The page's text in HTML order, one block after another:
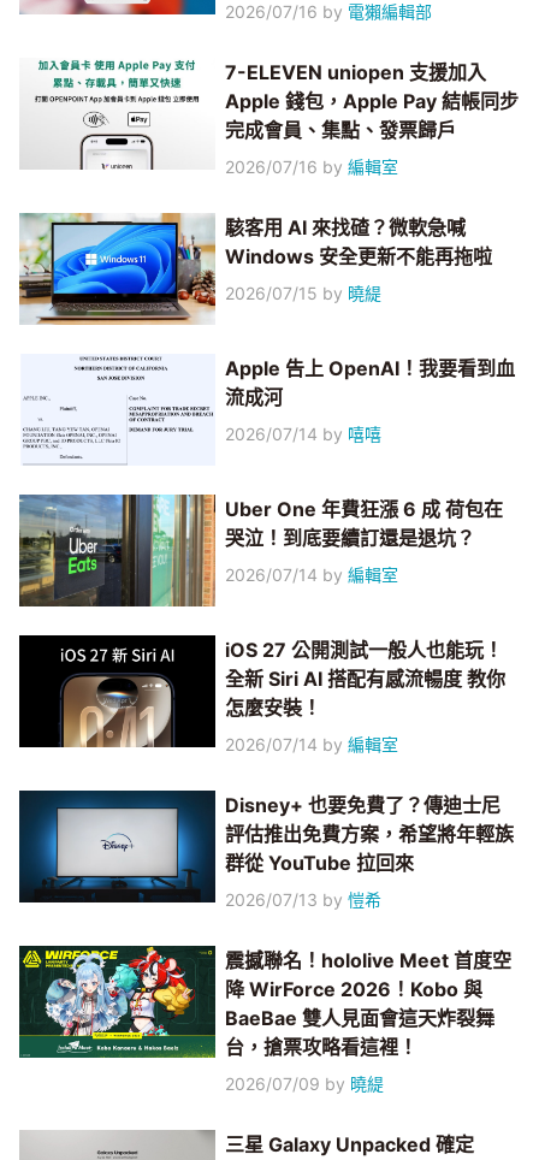
2026/07/16 by 電獺編輯部
7-ELEVEN uniopen 支援加入
Apple 錢包，Apple Pay 結帳同步
完成會員、集點、發票歸戶
2026/07/16 by編輯室
駭客用 AI 來找碴？微軟急喊
Windows 安全更新不能再拖啦
2026/07/15 by 曉緹
Apple 告上 OpenAI！我要看到血
流成河
2026/07/14 by 嘻嘻
Uber One 年費狂漲 6 成 荷包在
哭泣！到底要續訂還是退坑？
2026/07/14 by編輯室
iOS 27 公開測試一般人也能玩！
全新 Siri AI 搭配有感流暢度 教你
怎麼安裝！
2026/07/14 by編輯室
Disney+ 也要免費了？傳迪士尼
評估推出免費方案，希望將年輕族
群從 YouTube 拉回來
2026/07/13 by愷希
震撼聯名！hololive Meet 首度空
降 WirForce 2026！Kobo 與
BaeBae 雙人見面會這天炸裂舞
台，搶票攻略看這裡！
2026/07/09 by 曉緹
三星 Galaxy Unpacked 確定